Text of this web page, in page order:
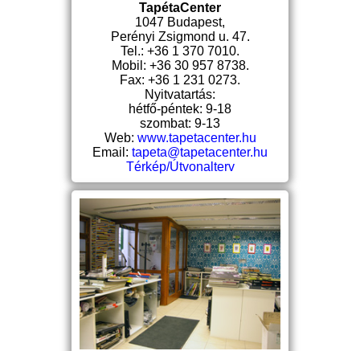
TapétaCenter
1047 Budapest,
Perényi Zsigmond u. 47.
Tel.: +36 1 370 7010.
Mobil: +36 30 957 8738.
Fax: +36 1 231 0273.
Nyitvatartás:
hétfő-péntek: 9-18
szombat: 9-13
Web: www.tapetacenter.hu
Email: tapeta@tapetacenter.hu
Térkép/Útvonalterv